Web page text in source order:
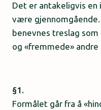
Det er antakeligvis en
være
benevnes treslag
og «fremmede» andre
§1.
Formålet går fra å